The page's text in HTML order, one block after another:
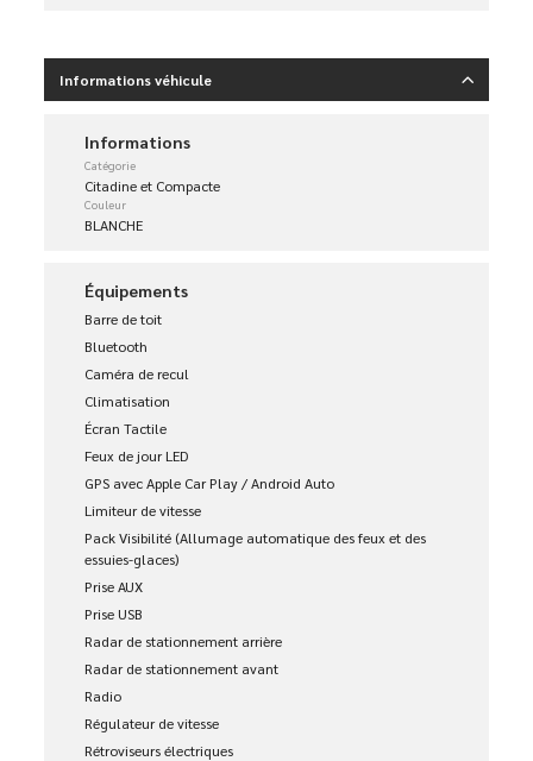
Informations véhicule
Informations
Catégorie
Citadine et Compacte
Couleur
BLANCHE
Équipements
Barre de toit
Bluetooth
Caméra de recul
Climatisation
Écran Tactile
Feux de jour LED
GPS avec Apple Car Play / Android Auto
Limiteur de vitesse
Pack Visibilité (Allumage automatique des feux et des
essuies-glaces)
Prise AUX
Prise USB
Radar de stationnement arrière
Radar de stationnement avant
Radio
Régulateur de vitesse
Rétroviseurs électriques